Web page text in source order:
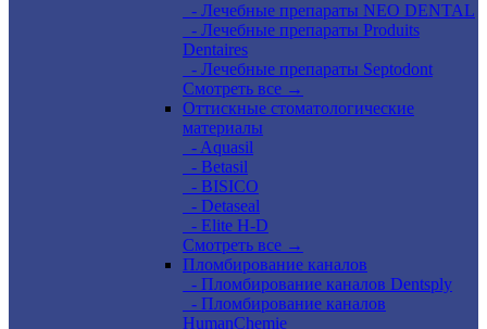
- Лечебные препараты NEO DENTAL
- Лечебные препараты Produits
Dentaires
- Лечебные препараты Septodont
Смотреть все →
Оттискные стоматологические
материалы
- Aquasil
- Betasil
- BISICO
- Detaseal
- Elite H-D
Смотреть все →
Пломбирование каналов
- Пломбирование каналов Dentsply
- Пломбирование каналов
HumanChemie